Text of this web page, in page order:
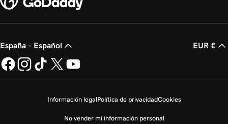
España - Español EUR €
Información legalPolítica de privacidadCookies
No vender mi información personal